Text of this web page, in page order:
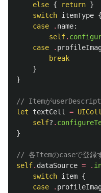
else { return }
switch itemType {
case
. name:
self.
case
.
break
}
}
// Itemが
let
textCell =
self? .
}
// 各Itemのcaseで登録
self. dataSource = .
switch item {
case
.